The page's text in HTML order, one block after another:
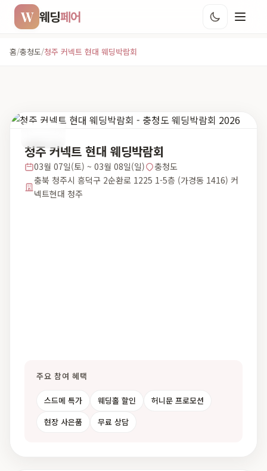
W 웨딩페어
홈/충청도/청주 커넥트 현대 웨딩박람회
청주 커넥트 현대 웨딩박람회
03월 07일(토) ~ 03월 08일(일)
충청도
충북 청주시 흥덕구 2순환로 1225 1-5층 (가경동 1416) 커
넥트현대 청주
주요 참여 혜택
스드메 특가 웨딩홀 할인
허니문 프로모션
현장 사은품
무료 상담